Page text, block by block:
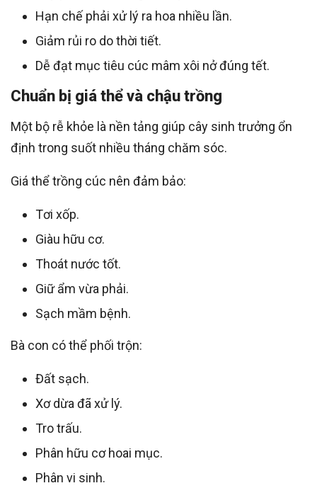
Hạn chế phải xử lý ra hoa nhiều lần.
Giảm rủi ro do thời tiết.
Dễ đạt mục tiêu cúc mâm xôi nở đúng tết.
Chuẩn bị giá thể và chậu trồng
Một bộ rễ khỏe là nền tảng giúp cây sinh trưởng ổn
định trong suốt nhiều tháng chăm sóc.
Giá thể trồng cúc nên đảm bảo:
Tơi xốp.
Giàu hữu cơ.
Thoát nước tốt.
Giữ ẩm vừa phải.
Sạch mầm bệnh.
Bà con có thể phối trộn:
Đất sạch.
Xơ dừa đã xử lý.
Tro trấu.
Phân hữu cơ hoai mục.
Phân vi sinh.